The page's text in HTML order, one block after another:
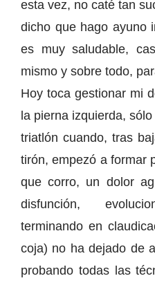
esta vez, no caté tan
dicho que hago ayuno
es muy saludable,
mismo y sobre todo,
Hoy toca gestionar mi
la pierna izquierda,
triatlón cuando, tras
tirón, empezó a formar
que corro, un dolor
disfunción,
terminando en
coja) no ha dejado de
probando todas las